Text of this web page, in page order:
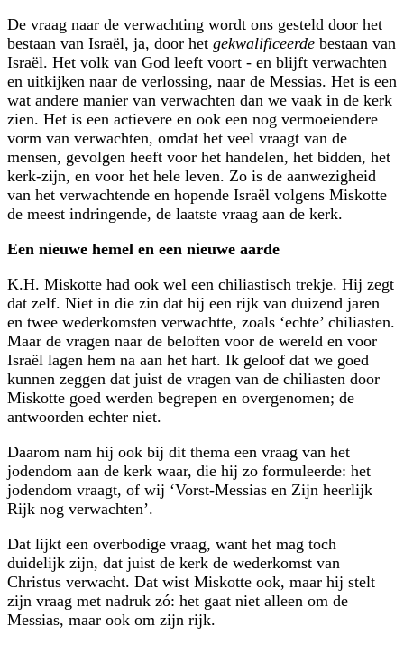
De vraag naar de verwachting wordt ons gesteld door het
bestaan van Israël, ja, door het gekwalificeerde bestaan van
Israël. Het volk van God leeft voort - en blijft verwachten
en uitkijken naar de verlossing, naar de Messias. Het is een
wat andere manier van verwachten dan we vaak in de kerk
zien. Het is een actievere en ook een nog vermoeiendere
vorm van verwachten, omdat het veel vraagt van de
mensen, gevolgen heeft voor het handelen, het bidden, het
kerk-zijn, en voor het hele leven. Zo is de aanwezigheid
van het verwachtende en hopende Israël volgens Miskotte
de meest indringende, de laatste vraag aan de kerk.
Een nieuwe hemel en een nieuwe aarde
K.H. Miskotte had ook wel een chiliastisch trekje. Hij zegt
dat zelf. Niet in die zin dat hij een rijk van duizend jaren
en twee wederkomsten verwachtte, zoals ‘echte’ chiliasten.
Maar de vragen naar de beloften voor de wereld en voor
Israël lagen hem na aan het hart. Ik geloof dat we goed
kunnen zeggen dat juist de vragen van de chiliasten door
Miskotte goed werden begrepen en overgenomen; de
antwoorden echter niet.
Daarom nam hij ook bij dit thema een vraag van het
jodendom aan de kerk waar, die hij zo formuleerde: het
jodendom vraagt, of wij ‘Vorst-Messias en Zijn heerlijk
Rijk nog verwachten’.
Dat lijkt een overbodige vraag, want het mag toch
duidelijk zijn, dat juist de kerk de wederkomst van
Christus verwacht. Dat wist Miskotte ook, maar hij stelt
zijn vraag met nadruk zó: het gaat niet alleen om de
Messias, maar ook om zijn rijk.